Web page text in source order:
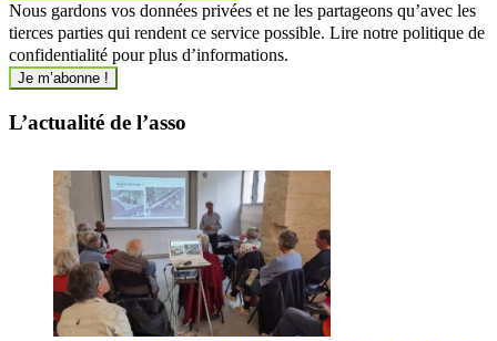
Nous gardons vos données privées et ne les partageons qu’avec les
tierces parties qui rendent ce service possible. Lire notre politique de
confidentialité pour plus d’informations.
L’actualité de l’asso